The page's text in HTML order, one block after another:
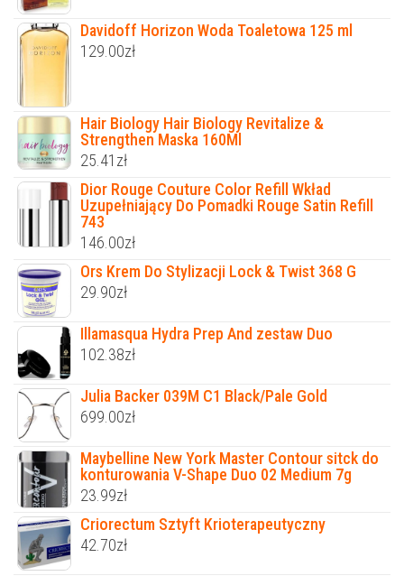
Davidoff Horizon Woda Toaletowa 125 ml
129.00zł
Hair Biology Hair Biology Revitalize &
Strengthen Maska 160Ml
25.41 zł
Dior Rouge Couture Color Refill Wkład
Uzupełniający Do Pomadki Rouge Satin Refill
743
146.00zł
Ors Krem Do Stylizacji Lock & Twist 368 G
29.90zł
Illamasqua Hydra Prep And zestaw Duo
102.38zł
Julia Backer 039M C1 Black/Pale Gold
699.00zł
Maybelline New York Master Contour sitck do
konturowania V-Shape Duo 02 Medium 7g
23.99zł
Criorectum Sztyft Krioterapeutyczny
42.70zł